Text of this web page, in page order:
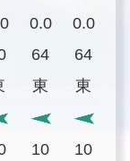
0.0 0.0
64 64
東 東
10 10